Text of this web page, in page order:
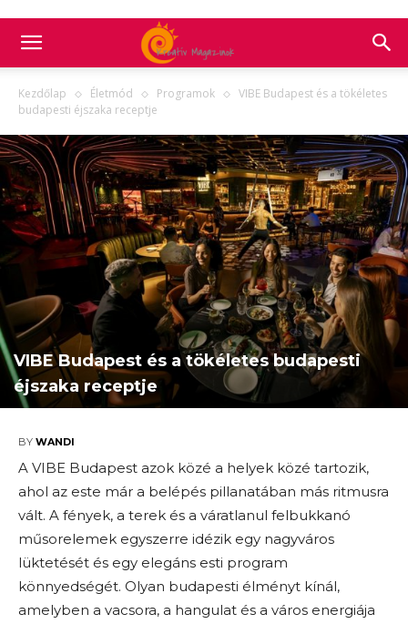
Kezdőlap Életmód Programok
VIBE Budapest és a tökéletes
budapesti éjszaka receptje
VIBE Budapest és a tökéletes budapesti
éjszaka receptje
BY WANDI
A VIBE Budapest azok közé a helyek közé tartozik,
ahol az este már a belépés pillanatában más ritmusra
vált. A fények, a terek és a váratlanul felbukkanó
műsorelemek egyszerre idézik egy nagyváros
lüktetését és egy elegáns esti program
könnyedségét. Olyan budapesti élményt kínál,
amelyben a vacsora, a hangulat és a város energiája